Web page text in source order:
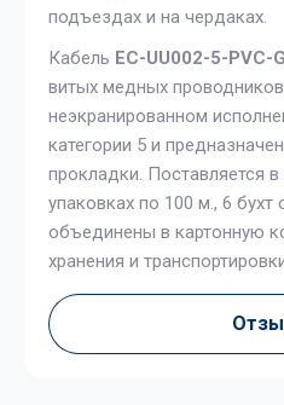
подъездах и на чердаках.
Кабель EC-UU002-5-PVC-
витых медных
неэкранированном
категории 5 и
прокладки. Поставляется
упаковках по 100 м., 6
объединены в картонную
хранения и